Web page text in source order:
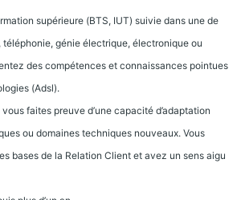
supérieure (BTS, IUT) suivie dans une de
génie électrique, électronique ou
des compétences et connaissances pointues
(Adsl).
faites preuve d’une capacité d’adaptation
ou domaines techniques nouveaux. Vous
bases de la Relation Client et avez un sens aigu